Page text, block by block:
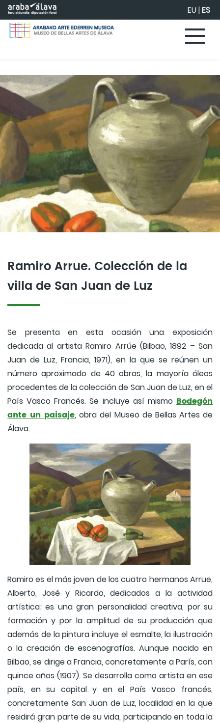
Saltar al contenido principal EU|ES
Ramiro Arrue. Colección de la
villa de San Juan de Luz
Se presenta en esta ocasión una exposición
dedicada al artista Ramiro Arrúe (Bilbao, 1892 – San
Juan de Luz, Francia, 1971), en la que se reúnen un
número aproximado de 40 obras, la mayoría óleos
procedentes de la colección de San Juan de Luz, en el
País Vasco Francés. Se incluye así mismo Bodegón
ante un paisaje, obra del Museo de Bellas Artes de
Álava.
Ramiro es el más joven de los cuatro hermanos Arrue,
Alberto, José y Ricardo, dedicados a la actividad
artística; es una gran personalidad creativa, por su
formación y por la amplitud de su producción que
además de la pintura incluye el esmalte, la ilustración
o la creación de escenografías. Aunque nacido en
Bilbao, se dirige a Francia, concretamente a París, con
quince años (1907). Se desarrolla como artista en ese
país, en su capital y en el País Vasco francés,
concretamente San Juan de Luz, localidad en la que
residirá gran parte de su vida, participando en toda la